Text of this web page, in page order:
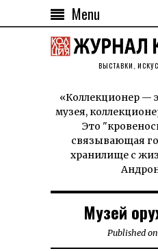
Menu
ВЫСТАВКИ,
«Коллекционер —
музея,
Это
связывающая
хранилище с
Музей
Published on